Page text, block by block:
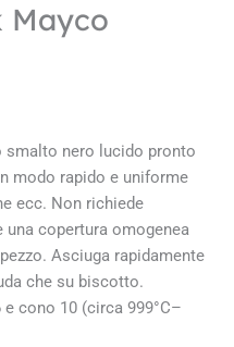
Mayco
smalto nero lucido pronto
modo rapido e uniforme
ecc. Non richiede
copertura omogenea
Asciuga rapidamente
che su biscotto.
cono 10 (circa 999°C–